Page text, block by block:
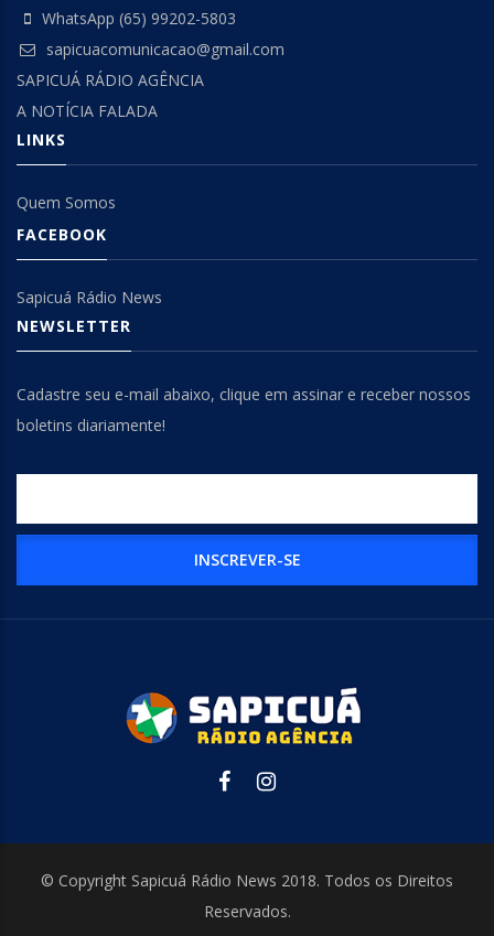
WhatsApp (65) 99202-5803
sapicuacomunicacao@gmail.com
SAPICUÁ RÁDIO AGÊNCIA
A NOTÍCIA FALADA
LINKS
Quem Somos
FACEBOOK
Sapicuá Rádio News
NEWSLETTER
Cadastre seu e-mail abaixo, clique em assinar e receber nossos
boletins diariamente!
© Copyright Sapicuá Rádio News 2018. Todos os Direitos
Reservados.